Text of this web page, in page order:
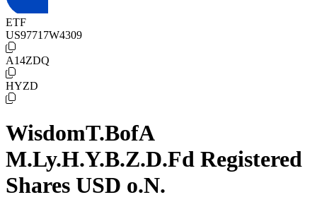
ETF
US97717W4309
A14ZDQ
HYZD
WisdomT.BofA
M.Ly.H.Y.B.Z.D.Fd Registered
Shares USD o.N.